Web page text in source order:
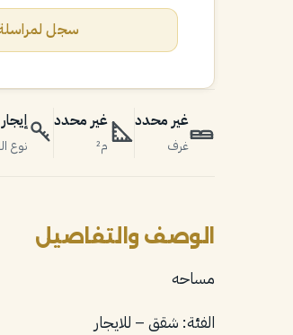
سجل لمراسلة
غير محدد
غرف
غير محدد
م²
إيجار
نوع
الوصف والتفاصيل
مساحه
الفئة: شقق – للايجار